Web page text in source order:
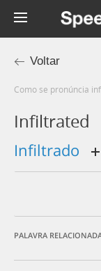
Voltar
Como se pronúncia
Infiltrated
infiltrado
PALAVRA